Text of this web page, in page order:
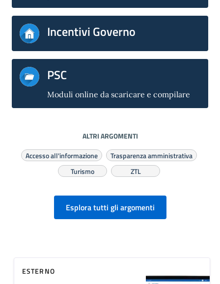
Incentivi Governo
PSC
Moduli online da scaricare e compilare
ALTRI ARGOMENTI
Accesso all'informazione
Trasparenza amministrativa
Turismo
ZTL
Esplora tutti gli argomenti
ESTERNO